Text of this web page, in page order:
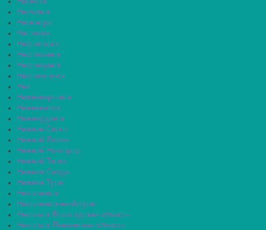
Нерчинск
Нерюнгри
Нестеров
Нефтегорск
Нефтекамск
Нефтекумск
Нефтеюганск
Нея
Нижневартовск
Нижнекамск
Нижнеудинск
Нижние Серги
Нижний Ломов
Нижний Новгород
Нижний Тагил
Нижняя Салда
Нижняя Тура
Николаевск
Николаевск-на-Амуре
Никольск Вологодская область
Никольск Пензенская область